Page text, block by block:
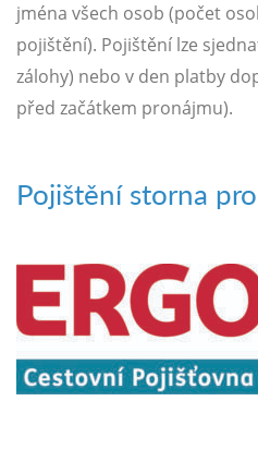
jména všech osob (počet
pojištění). Pojištění lze
zálohy) nebo v den platby
před začátkem pronájmu).
Pojištění storna